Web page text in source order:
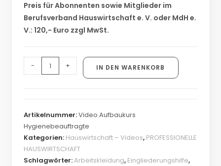
Preis für Abonnenten sowie Mitglieder im
Berufsverband Hauswirtschaft e. V. oder MdH e.
V.: 120,- Euro zzgl MwSt.
- + IN DEN WARENKORB
Artikelnummer:Video Aufbaukurs
Hygienebeauftragte
Kategorien: Hauswirtschaft – Videos, PROFESSIONELLE
HAUSWIRTSCHAFT
Schlagwörter:Arbeitskleidung, Eingliederungshilfe,